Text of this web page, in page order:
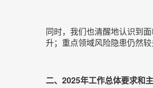
同时，我们也清醒地认识到
升；重点领域风险隐患仍然
二、2025年工作总体要求和